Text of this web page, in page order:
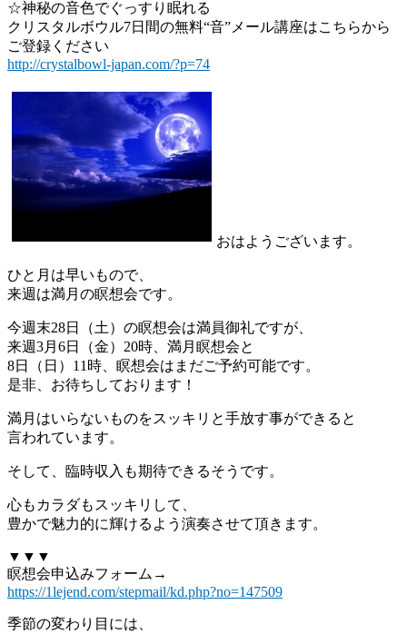
☆神秘の音色でぐっすり眠れる
クリスタルボウル7日間の無料“音”メール講座はこちらから
ご登録ください
http://crystalbowl-japan.com/?p=74
おはようございます。
ひと月は早いもので、
来週は満月の瞑想会です。
今週末28日（土）の瞑想会は満員御礼ですが、
来週3月6日（金）20時、満月瞑想会と
8日（日）11時、瞑想会はまだご予約可能です。
是非、お待ちしております！
満月はいらないものをスッキリと手放す事ができると
言われています。
そして、臨時収入も期待できるそうです。
心もカラダもスッキリして、
豊かで魅力的に輝けるよう演奏させて頂きます。
▼▼▼
瞑想会申込みフォーム→
https://1lejend.com/stepmail/kd.php?no=147509
季節の変わり目には、